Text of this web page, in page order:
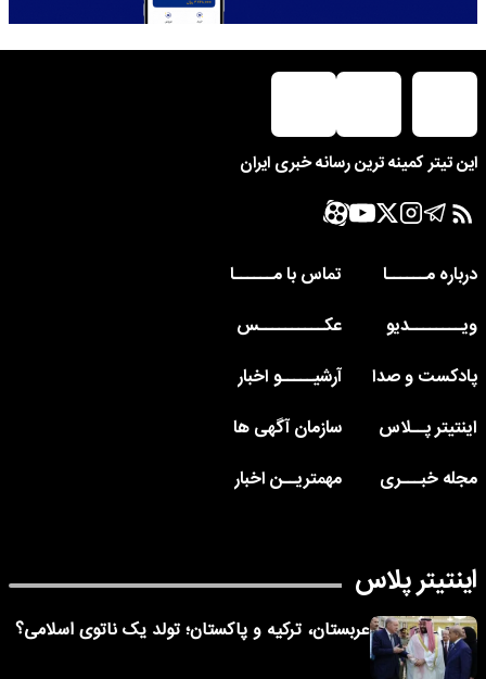
این تیتر کمینه ترین رسانه خبری ایران
درباره مــــــا
تماس با مــــــا
ویــــــــدیو
عکــــــــــس
پادکست و صدا
آرشیـــــو اخبار
اینتیتر پــلاس
سازمان آگهی ها
مجله خبـــری
مهمتریــن اخبار
اینتیتر پلاس
عربستان، ترکیه و پاکستان؛ تولد یک ناتوی اسلامی؟